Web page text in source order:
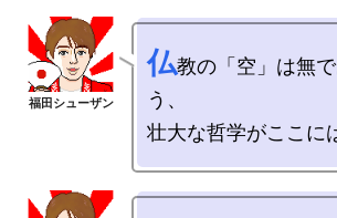
仏教の「空」は無
う、